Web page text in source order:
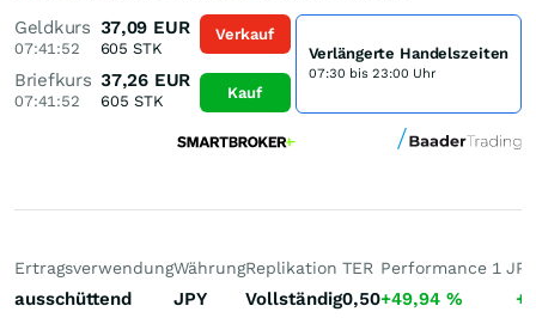
Geldkurs
07:41:52
37,09 EUR
605 STK
Briefkurs
07:41:52
37,26 EUR
605 STK
Verkauf
Kauf
Verlängerte Handelszeiten
07:30 bis 23:00 Uhr
Ertragsverwendung
ausschüttend
Währung
JPY
Replikation
Vollständig
TER
0,50
Performance 1 J
+49,94 %